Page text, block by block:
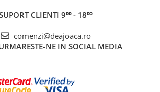
CLIENTI 9⁰⁰ - 18⁰⁰
comenzi@deajoaca.ro
NE IN SOCIAL MEDIA